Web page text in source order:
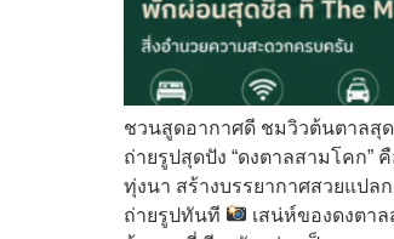
ชวนสูดอากาศดี ชมวิวต้นตาลสุ
ถ่ายรูปสุดปัง “ดงตาลสามโคก”
ทุ่งนา สร้างบรรยากาศสวยแป
ถ่ายรูปทันที
เสน่ห์ของดงตา